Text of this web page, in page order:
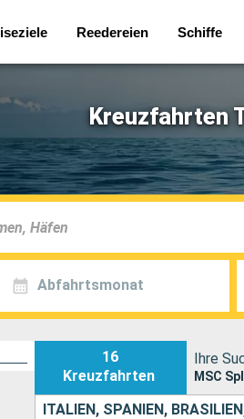
Reedereien Schiffe
Kreuzfahrten
Abfahrtsmonat
16
Kreuzfahrten
Ihre
MSC
ITALIEN, SPANIEN,